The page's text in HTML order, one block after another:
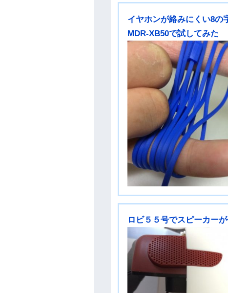
イヤホンが絡みにくい8の
MDR-XB50で試してみた
ロビ５５号でスピーカー